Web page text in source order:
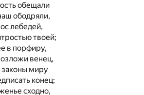
обещали
ободряли,
лебедей,
твоей;
в порфиру,
венец,
миру
конец;
сходно,